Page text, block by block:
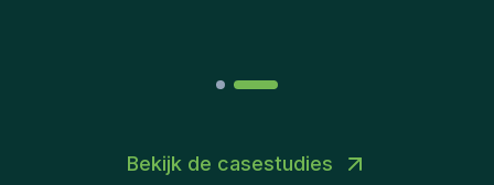
Bekijk de casestudies